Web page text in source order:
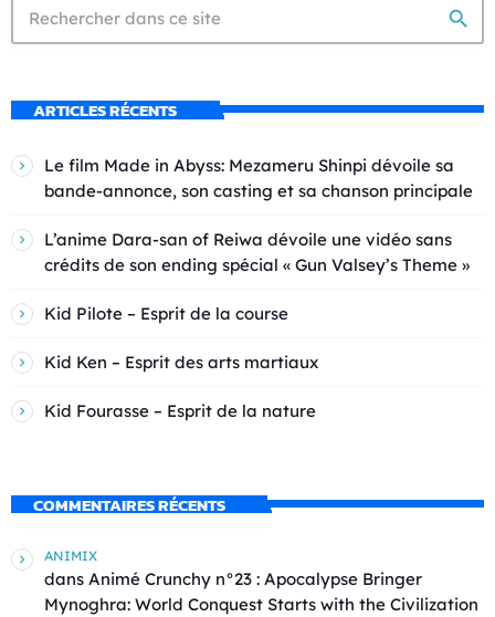
search
ARTICLES RÉCENTS
Le film Made in Abyss: Mezameru Shinpi dévoile sa
bande-annonce, son casting et sa chanson principale
L’anime Dara-san of Reiwa dévoile une vidéo sans
crédits de son ending spécial « Gun Valsey’s Theme »
Kid Pilote – Esprit de la course
Kid Ken – Esprit des arts martiaux
Kid Fourasse – Esprit de la nature
COMMENTAIRES RÉCENTS
ANIMIX
dans Animé Crunchy n°23 : Apocalypse Bringer
Mynoghra: World Conquest Starts with the Civilization